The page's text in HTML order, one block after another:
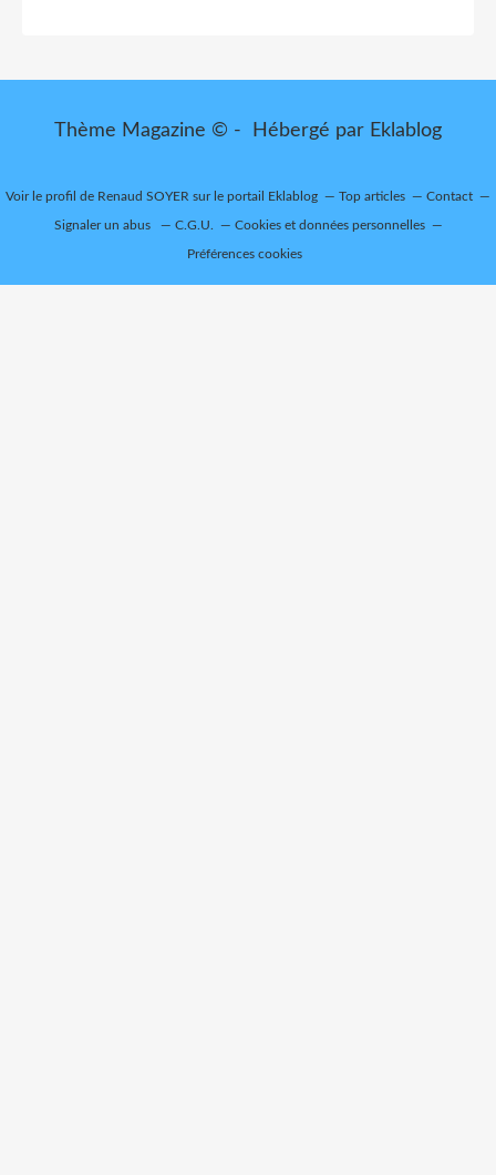
Thème Magazine © - Hébergé par Eklablog
Voir le profil de Renaud SOYER sur le portail Eklablog Top articles Contact
Signaler un abus C.G.U. Cookies et données personnelles
Préférences cookies